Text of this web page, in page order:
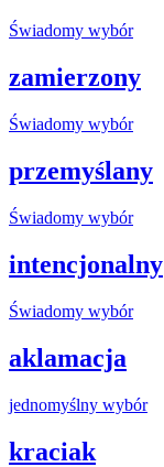
Świadomy wybór
zamierzony
Świadomy wybór
przemyślany
Świadomy wybór
intencjonalny
Świadomy wybór
aklamacja
jednomyślny wybór
kraciak